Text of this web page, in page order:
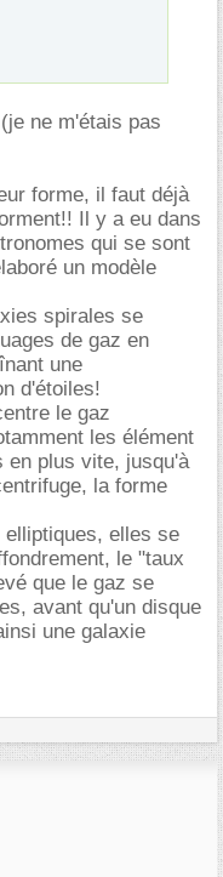
(je ne m'étais pas
forme, il faut déjà
Il y a eu dans
qui se sont
un modèle
spirales se
de gaz en
une
d'étoiles!
le gaz
les élément
en plus vite, jusqu'à
la forme
elles se
le "taux
que le gaz se
avant qu'un disque
une galaxie